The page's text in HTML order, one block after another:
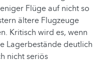
Flüge auf nicht so
ältere Flugzeuge
Kritisch wird es, wenn
Lagerbestände deutlich
nicht seriös